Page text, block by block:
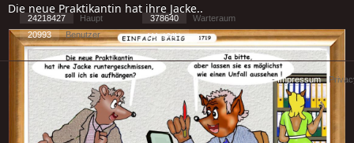
Die neue Praktikantin hat ihre Jacke..
24218427 Haupt 378640
Warteraum
20993
Benutzer [ 1 ] - ( 2.11 )
Cookies-Impressum-